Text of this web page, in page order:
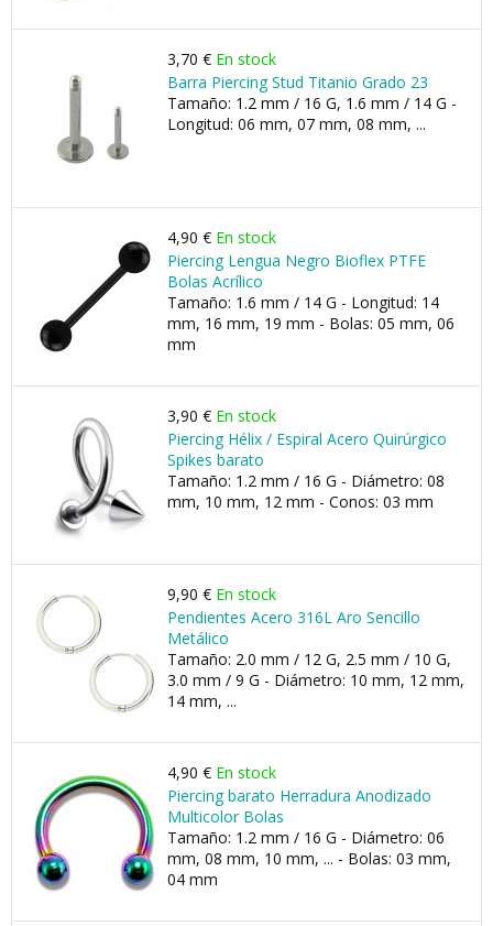
3,70 € En stock
Barra Piercing Stud Titanio Grado 23
Tamaño: 1.2 mm / 16 G, 1.6 mm / 14 G -
Longitud: 06 mm, 07 mm, 08 mm, ...
4,90 € En stock
Piercing Lengua Negro Bioflex PTFE
Bolas Acrílico
Tamaño: 1.6 mm / 14 G - Longitud: 14
mm, 16 mm, 19 mm - Bolas: 05 mm, 06
mm
3,90 € En stock
Piercing Hélix / Espiral Acero Quirúrgico
Spikes barato
Tamaño: 1.2 mm / 16 G - Diámetro: 08
mm, 10 mm, 12 mm - Conos: 03 mm
9,90 € En stock
Pendientes Acero 316L Aro Sencillo
Metálico
Tamaño: 2.0 mm / 12 G, 2.5 mm / 10 G,
3.0 mm / 9 G - Diámetro: 10 mm, 12 mm,
14 mm, ...
4,90 € En stock
Piercing barato Herradura Anodizado
Multicolor Bolas
Tamaño: 1.2 mm / 16 G - Diámetro: 06
mm, 08 mm, 10 mm, ... - Bolas: 03 mm,
04 mm